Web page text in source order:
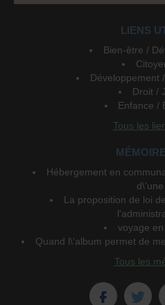
LIENS
Bien-être /
Développement
Droit /
Enfance /
Tous les
Hébergement en
La proposition de loi
voyage
Quand l\'album permet de
Tous les